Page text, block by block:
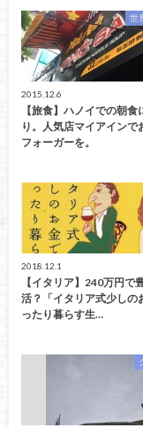
世
2015.12.6
【旅食】ハノイでの朝食
り。人気店マイアインで
フォーガーを。
2018.12.1
【イタリア】240万円で
活？「イタリア式少しの
ったり暮らす生…